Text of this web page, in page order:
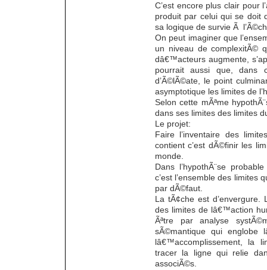
C’est encore plus clair pour
produit par celui qui se doit
sa logique de survie Ã
On peut imaginer que
un niveau de
dâ€™acteurs augmente,
pourrait aussi que, dans
d’Ã©lÃ©ate, le point
asymptotique les limites de
Selon cette mÃªme
dans ses limites des limites
Le projet:
Faire l’inventaire des
contient c’est dÃ©finir les
monde.
Dans l’hypothÃ¨se
c’est l’ensemble des limites
par dÃ©faut.
La tÃ¢che est
des limites de lâ€™action
Ãªtre par analyse
sÃ©mantique qui englobe
lâ€™accomplissement, la
tracer la ligne qui relie
associÃ©s.